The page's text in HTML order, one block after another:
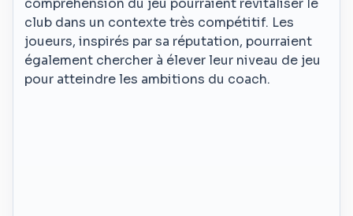
compréhension du jeu pourraient revitaliser le
club dans un contexte très compétitif. Les
joueurs, inspirés par sa réputation, pourraient
également chercher à élever leur niveau de jeu
pour atteindre les ambitions du coach.